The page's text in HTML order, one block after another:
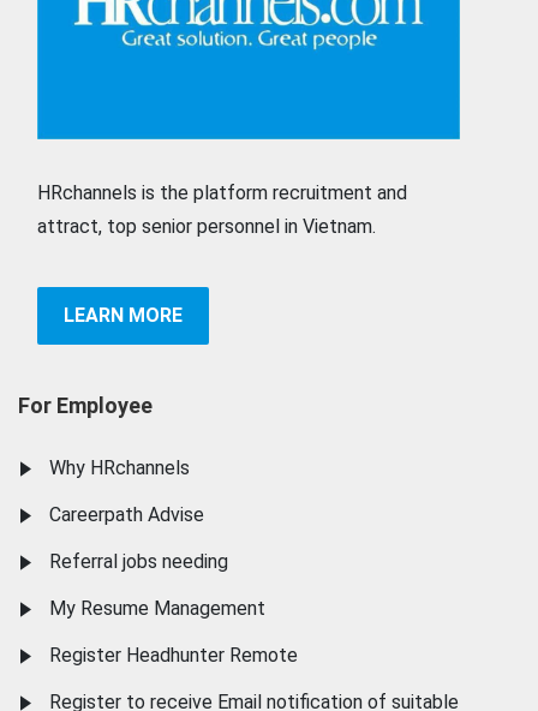
HRchannels is the platform recruitment and
attract, top senior personnel in Vietnam.
LEARN MORE
For Employee
Why HRchannels
Careerpath Advise
Referral jobs needing
My Resume Management
Register Headhunter Remote
Register to receive Email notification of suitable